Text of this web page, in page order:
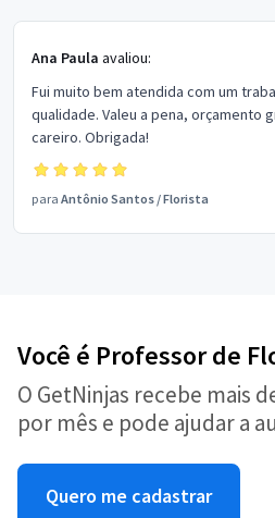
Ana Paula avaliou:
Fui muito bem atendida com um
qualidade. Valeu a pena, orçamento
careiro. Obrigada!
para Antônio Santos /Florista
Você é Professor de
O GetNinjas recebe mais
por mês e pode ajudar a
Quero me cadastrar